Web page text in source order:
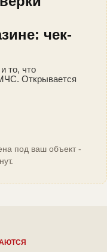
чек-
то, что
Открывается
под ваш объект -